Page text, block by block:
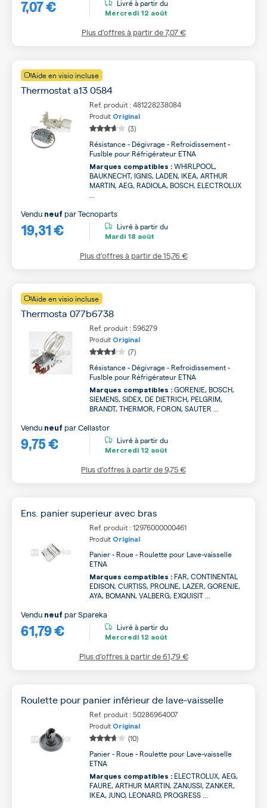
7,07 € Livré à partir du
Mercredi 12 août
Plus d’offres à partir de7,07 €
Aide en visio incluse
Thermostat a13 0584
Ref. produit : 481228238084
Produit Original
(3)
Résistance - Dégivrage - Refroidissement -
Fuslble pour Réfrigérateur ETNA
Marques compatibles : WHIRLPOOL,
BAUKNECHT, IGNIS, LADEN, IKEA, ARTHUR
MARTIN, AEG, RADIOLA, BOSCH, ELECTROLUX
19,31 €
Vendu neuf parTecnoparts
Livré à partir du
Mardi 18 août
Plus d’offres à partir de15,76 €
Aide en visio incluse
Thermosta 077b6738
Ref. produit : 596279
Produit Original
(7)
Résistance - Dégivrage - Refroidissement -
Fuslble pour Réfrigérateur ETNA
Marques compatibles : GORENJE, BOSCH,
SIEMENS, SIDEX, DE DIETRICH, PELGRIM,
BRANDT, THERMOR, FORON, SAUTER ...
9,75 €
Vendu neuf parCellastor
Livré à partir du
Mercredi 12 août
Plus d’offres à partir de9,75 €
Ens. panier superieur avec bras
Ref. produit : 12976000000461
Produit Original
Panier - Roue - Roulette pour Lave-vaisselle
ETNA
Marques compatibles : FAR, CONTINENTAL
EDISON, CURTISS, PROLINE, LAZER, GORENJE,
AYA, BOMANN, VALBERG, EXQUISIT ...
61,79 €
Vendu neuf parSpareka
Livré à partir du
Mercredi 12 août
Plus d’offres à partir de61,79 €
Roulette pour panier inférieur de lave-vaisselle
Ref. produit : 50286964007
Produit Original
(10)
Panier - Roue - Roulette pour Lave-vaisselle
ETNA
Marques compatibles : ELECTROLUX, AEG,
FAURE, ARTHUR MARTIN, ZANUSSI, ZANKER,
IKEA, JUNO, LEONARD, PROGRESS ...